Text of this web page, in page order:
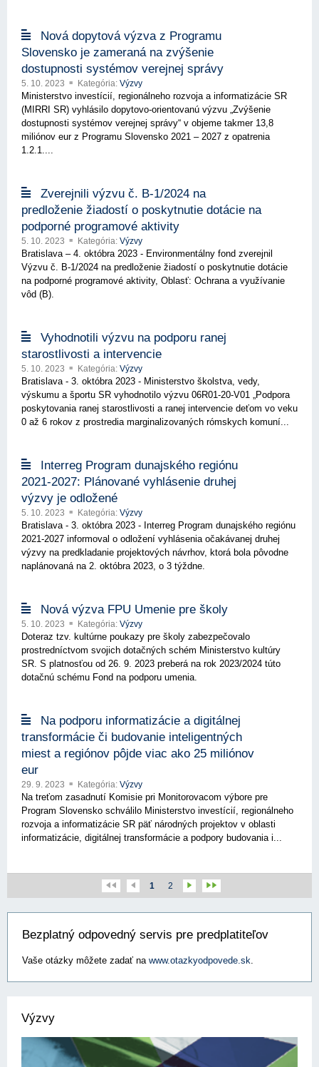
Nová dopytová výzva z Programu
Slovensko je zameraná na zvýšenie
dostupnosti systémov verejnej správy
5. 10. 2023 Kategória: Výzvy
Ministerstvo investícií, regionálneho rozvoja a informatizácie SR
(MIRRI SR) vyhlásilo dopytovo-orientovanú výzvu „Zvýšenie
dostupnosti systémov verejnej správy“ v objeme takmer 13,8
miliónov eur z Programu Slovensko 2021 – 2027 z opatrenia
1.2.1....
Zverejnili výzvu č. B-1/2024 na
predloženie žiadostí o poskytnutie dotácie na
podporné programové aktivity
5. 10. 2023 Kategória: Výzvy
Bratislava – 4. októbra 2023 - Environmentálny fond zverejnil
Výzvu č. B-1/2024 na predloženie žiadostí o poskytnutie dotácie
na podporné programové aktivity, Oblasť: Ochrana a využívanie
vôd (B).
Vyhodnotili výzvu na podporu ranej
starostlivosti a intervencie
5. 10. 2023 Kategória: Výzvy
Bratislava - 3. októbra 2023 - Ministerstvo školstva, vedy,
výskumu a športu SR vyhodnotilo výzvu 06R01-20-V01 „Podpora
poskytovania ranej starostlivosti a ranej intervencie deťom vo veku
0 až 6 rokov z prostredia marginalizovaných rómskych komuní...
Interreg Program dunajského regiónu
2021-2027: Plánované vyhlásenie druhej
výzvy je odložené
5. 10. 2023 Kategória: Výzvy
Bratislava - 3. októbra 2023 - Interreg Program dunajského regiónu
2021-2027 informoval o odložení vyhlásenia očakávanej druhej
výzvy na predkladanie projektových návrhov, ktorá bola pôvodne
naplánovaná na 2. októbra 2023, o 3 týždne.
Nová výzva FPU Umenie pre školy
5. 10. 2023 Kategória: Výzvy
Doteraz tzv. kultúrne poukazy pre školy zabezpečovalo
prostredníctvom svojich dotačných schém Ministerstvo kultúry
SR. S platnosťou od 26. 9. 2023 preberá na rok 2023/2024 túto
dotačnú schému Fond na podporu umenia.
Na podporu informatizácie a digitálnej
transformácie či budovanie inteligentných
miest a regiónov pôjde viac ako 25 miliónov
eur
29. 9. 2023 Kategória: Výzvy
Na treťom zasadnutí Komisie pri Monitorovacom výbore pre
Program Slovensko schválilo Ministerstvo investícií, regionálneho
rozvoja a informatizácie SR päť národných projektov v oblasti
informatizácie, digitálnej transformácie a podpory budovania i...
1 2
Bezplatný odpovedný servis pre predplatiteľov
Vaše otázky môžete zadať na www.otazkyodpovede.sk.
Výzvy